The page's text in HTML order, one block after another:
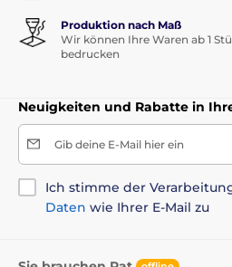
Produktion nach Maß
Wir können Ihre Waren ab 1
bedrucken
Neuigkeiten und Rabatte in
Gib deine E-Mail hier ein
Ich stimme der
Daten wie Ihrer E-Mail zu